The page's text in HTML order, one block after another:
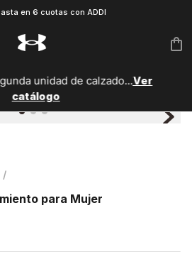
en 6 cuotas con ADDI
unidad de calzado...Ver
catálogo
para Mujer